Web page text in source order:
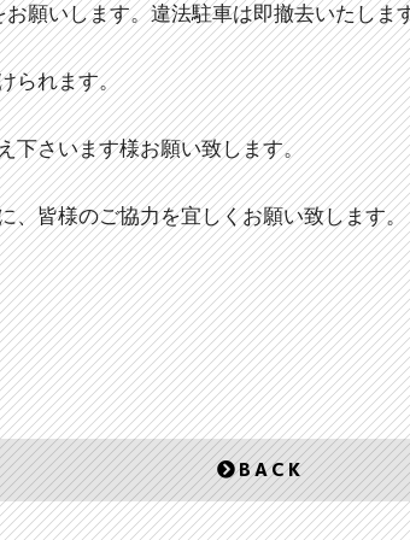
願いします。違法駐車は即撤去いたしま
られます。
下さいます様お願い致します。
、皆様のご協力を宜しくお願い致します。
BACK